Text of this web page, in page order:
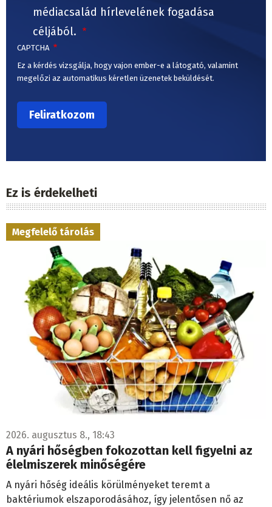
médiacsalád hírlevelének fogadása
céljából.
CAPTCHA
Ez a kérdés vizsgálja, hogy vajon ember-e a látogató, valamint
megelőzi az automatikus kéretlen üzenetek beküldését.
Ez is érdekelheti
Megfelelő tárolás
2026. augusztus 8., 18:43
A nyári hőségben fokozottan kell figyelni az
élelmiszerek minőségére
A nyári hőség ideális körülményeket teremt a
baktériumok elszaporodásához, így jelentősen nő az